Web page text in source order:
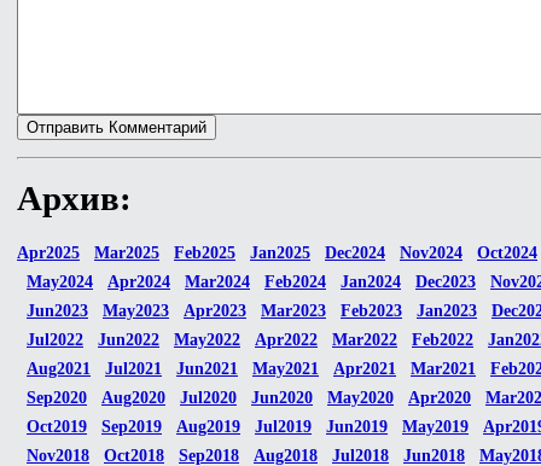
Архив:
Apr2025 Mar2025 Feb2025 Jan2025 Dec2024 Nov2024
Oct2024
May2024
Apr2024 Mar2024 Feb2024 Jan2024 Dec2023
Jun2023
May2023 Apr2023 Mar2023 Feb2023 Jan2023
Jul2022
Jun2022 May2022 Apr2022 Mar2022 Feb2022
Aug2021
Jul2021 Jun2021 May2021 Apr2021 Mar2021
Sep2020
Aug2020 Jul2020 Jun2020 May2020 Apr2020
Oct2019
Sep2019 Aug2019 Jul2019 Jun2019 May2019
Nov2018
Oct2018 Sep2018 Aug2018 Jul2018 Jun2018